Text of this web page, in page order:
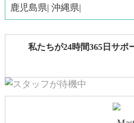
鹿児島県 沖縄県
私たちが24時間365日サポ